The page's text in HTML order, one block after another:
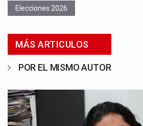
Elecciones 2026
MÁS ARTICULOS
POR EL MISMO AUTOR